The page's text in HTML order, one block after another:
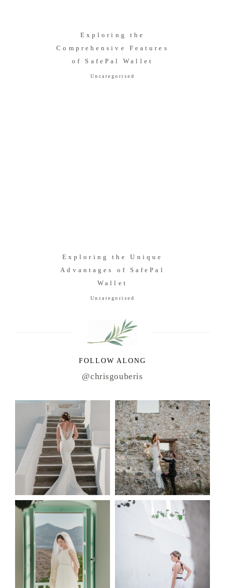
Exploring the
Comprehensive Features
of SafePal Wallet
Uncategorised
Exploring the Unique
Advantages of SafePal
Wallet
Uncategorised
FOLLOW ALONG
@chrisgouberis